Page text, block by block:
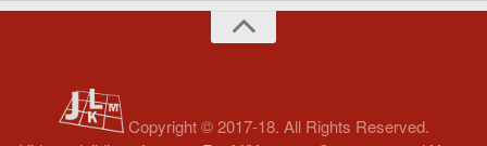
Copyright © 2017-18. All Rights Reserved.